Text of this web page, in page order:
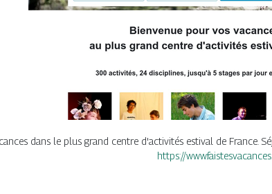
dans le plus grand centre d'activités estival de France.
https://